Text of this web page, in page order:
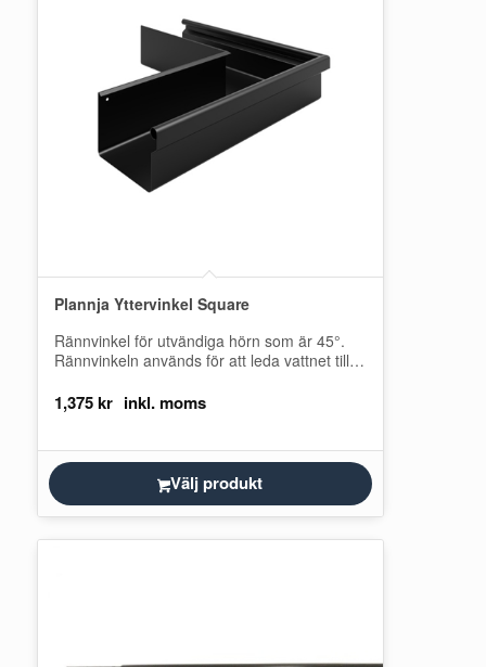
Plannja Yttervinkel Square
Rännvinkel för utvändiga hörn som är 45°.
Rännvinkeln används för att leda vattnet till
takavvattningssystem…
1,375kr
Välj produkt